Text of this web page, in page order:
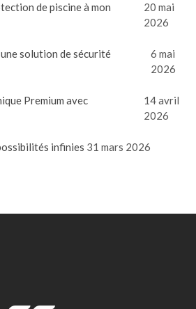
de piscine à mon
20 mai
2026
solution de sécurité
6 mai
2026
Premium avec
14 avril
2026
infinies 31 mars 2026